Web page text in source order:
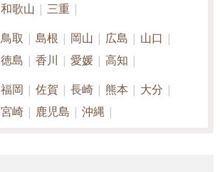
和歌山
三重
鳥取 島根 岡山 広島
山口
徳島
香川 愛媛
高知
福岡 佐賀 長崎 熊本
大分
宮崎
鹿児島 沖縄